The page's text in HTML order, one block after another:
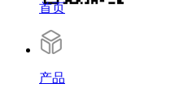
首页
产品